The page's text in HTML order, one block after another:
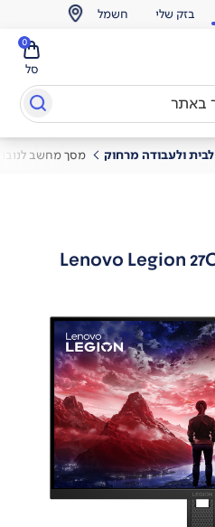
בזק שלי חשמל
סל
0
לבית ולעבודה מרחוק מסך מחשב לנובו 27"
Lenovo Legion